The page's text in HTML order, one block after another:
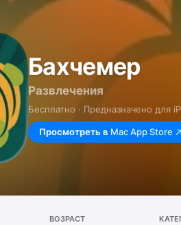
Бахчемер
Развлечения
Бесплатно · Предназначено для
Просмотреть в Mac App Store
ВОЗРАСТ